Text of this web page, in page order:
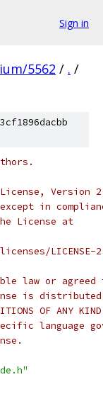
Sign in
5562 / . /
in
License at
LICENSE-
law or
is distributed
OF
language